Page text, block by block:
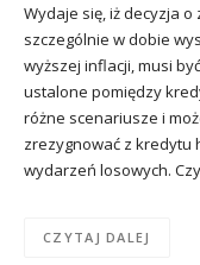
Wydaje się, iż decyzja
szczególnie w dobie
wyższej inflacji, musi
ustalone pomiędzy
różne scenariusze i
zrezygnować z kredytu
wydarzeń losowych.
CZYTAJ DALEJ